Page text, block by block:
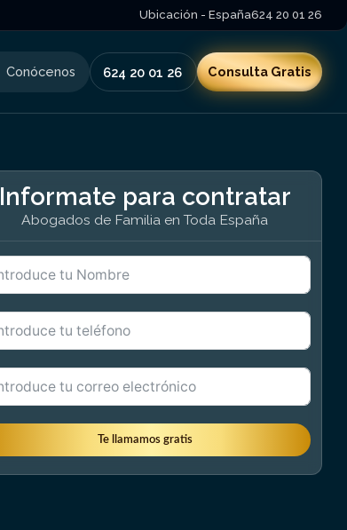
Ubicación - España624 20 01 26
Conócenos 624 20 01 26 Consulta Gratis
Informate para contratar
Abogados de Familia en Toda España
Te llamamos gratis